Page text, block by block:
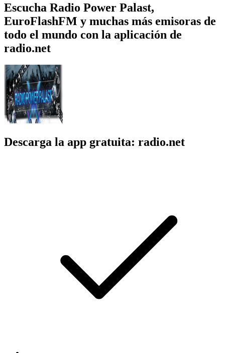
Escucha Radio Power Palast,
EuroFlashFM y muchas más emisoras de
todo el mundo con la aplicación de
radio.net
Descarga la app gratuita: radio.net